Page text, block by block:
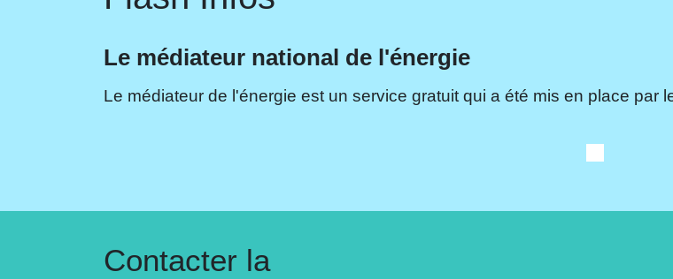
Le médiateur national de l'énergie
Le médiateur de l'énergie est un service gratuit qui a été mis en place par
Contacter la